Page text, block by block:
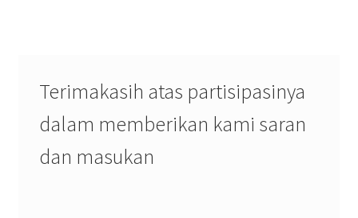
Terimakasih atas partisipasinya
dalam memberikan kami saran
dan masukan